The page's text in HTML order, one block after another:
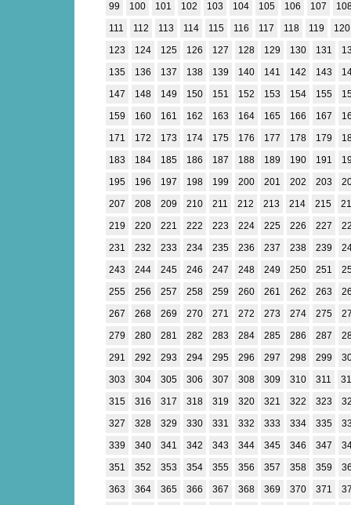
99
100 101 102 103 104 105 106 107
111
112 113 114 115 116 117 118 119
120
123
124 125 126 127 128 129 130 131
135
136 137 138 139 140 141 142 143
147
148 149 150 151 152 153 154 155
159
160 161 162 163 164 165 166 167
171
172 173 174 175 176 177 178 179
183
184 185 186 187 188 189 190 191
195
196 197 198 199 200 201 202 203
207
208 209 210 211 212 213 214 215
219
220 221 222 223 224 225 226 227
231
232 233 234 235 236 237 238 239
243
244 245 246 247 248 249 250 251
255
256 257 258 259 260 261 262 263
267
268 269 270 271 272 273 274 275
279
280 281 282 283 284 285 286 287
291
292 293 294 295 296 297 298 299
303
304 305 306 307 308 309 310 311
315
316 317 318 319 320 321 322 323
327
328 329 330 331 332 333 334 335
339
340 341 342 343 344 345 346 347
351
352 353 354 355 356 357 358 359
363
364 365 366 367 368 369 370 371